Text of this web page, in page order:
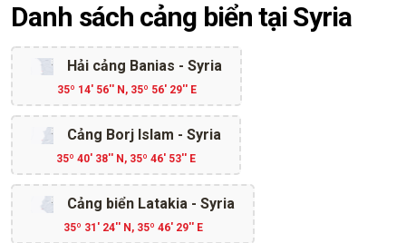
Danh sách cảng biển tại Syria
Hải cảng Banias - Syria
35º 14' 56'' N, 35º 56' 29'' E
Cảng Borj Islam - Syria
35º 40' 38'' N, 35º 46' 53'' E
Cảng biển Latakia - Syria
35º 31' 24'' N, 35º 46' 29'' E